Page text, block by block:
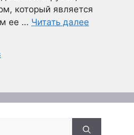
который является
ее … Читать далее